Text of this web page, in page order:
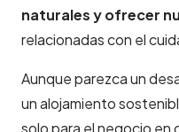
naturales y ofrecer
relacionadas con el
Aunque parezca un
un alojamiento
solo para el negocio en